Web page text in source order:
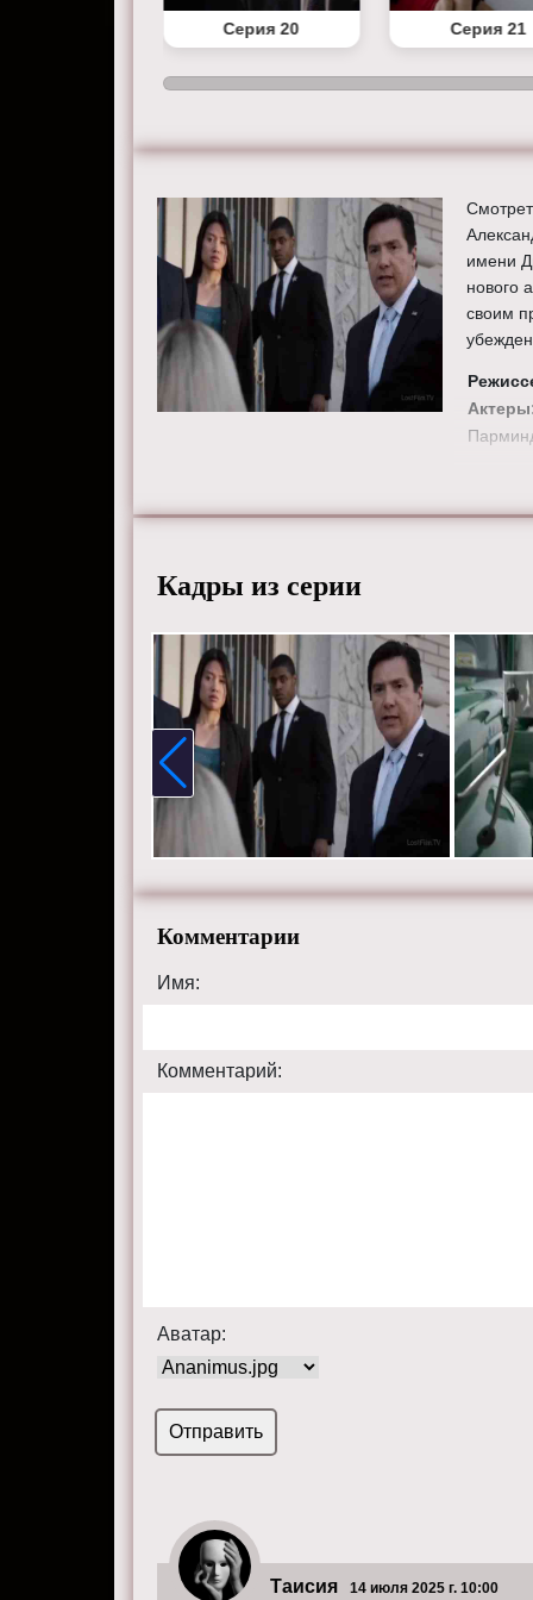
Серия 20 Серия 21
имени
нового
своим
сайте
Кадры из серии
Комментарии
Имя:
Комментарий:
Аватар:
Таисия 14 июля 2025 г. 10:00